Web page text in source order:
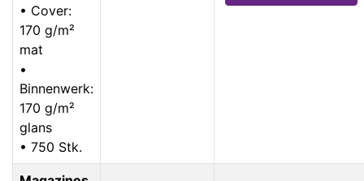
• Cover:
170 g/m²
mat
•
Binnenwerk:
170 g/m²
glans
• 750 Stk.